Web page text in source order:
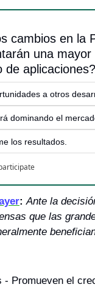
cambios en la
una
de aplicaciones?
a otros
dominando el
los resultados.
: Ante la
que las
- Promueven el